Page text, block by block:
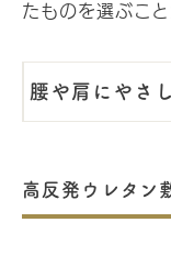
たものを選ぶこと
腰や肩にやさ
高反発ウレタン